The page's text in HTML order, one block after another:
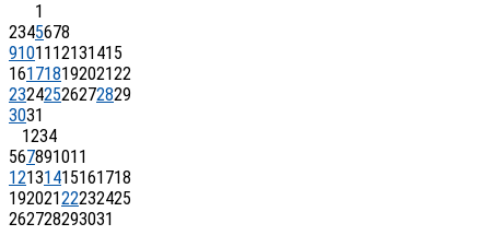
1
2345678
91011 12131415
16171819202122
23242526272829
3031
1234
567891011
12131415161718
19202122232425
262728293031